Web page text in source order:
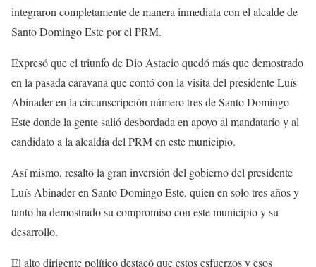
integraron completamente de manera inmediata con el alcalde de
Santo Domingo Este por el PRM.
Expresó que el triunfo de Dio Astacio quedó más que demostrado
en la pasada caravana que contó con la visita del presidente Luís
Abinader en la circunscripción número tres de Santo Domingo
Este donde la gente salió desbordada en apoyo al mandatario y al
candidato a la alcaldía del PRM en este municipio.
Así mismo, resaltó la gran inversión del gobierno del presidente
Luís Abinader en Santo Domingo Este, quien en solo tres años y
tanto ha demostrado su compromiso con este municipio y su
desarrollo.
El alto dirigente político destacó que estos esfuerzos y esos